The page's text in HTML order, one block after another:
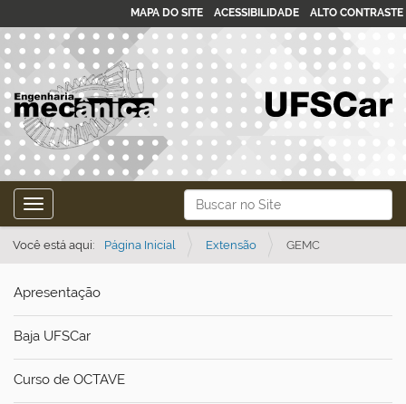
Busca
Busca Avançada…
MAPA DO SITE ACESSIBILIDADE ALTO CONTRASTE
Toggle navigation
Você está aqui: Página Inicial Extensão GEMC
Apresentação
Baja UFSCar
Curso de OCTAVE